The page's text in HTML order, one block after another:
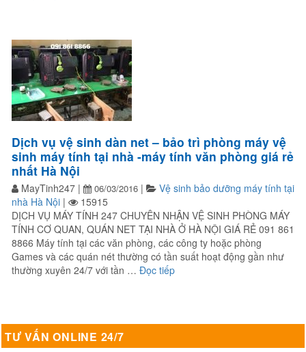
Dịch vụ vệ sinh dàn net – bảo trì phòng máy vệ
sinh máy tính tại nhà -máy tính văn phòng giá rẻ
nhất Hà Nội
MayTinh247 | 06/03/2016 |
Vệ sinh bảo dưỡng máy tính tại
nhà Hà Nội |
15915
DỊCH VỤ MÁY TÍNH 247 CHUYÊN NHẬN VỆ SINH PHÒNG MÁY
TÍNH CƠ QUAN, QUÁN NET TẠI NHÀ Ở HÀ NỘI GIÁ RẺ 091 861
8866 Máy tính tại các văn phòng, các công ty hoặc phòng
Games và các quán nét thường có tần suất hoạt động gần như
thường xuyên 24/7 với tần … Đọc tiếp“Dịch vụ vệ sinh dàn net –
TƯ VẤN ONLINE 24/7